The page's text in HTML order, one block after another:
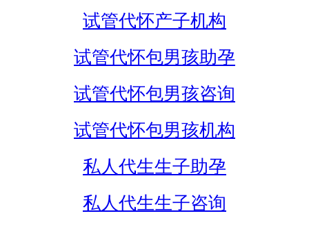
试管代怀产子机构
试管代怀包男孩助孕
试管代怀包男孩咨询
试管代怀包男孩机构
私人代生生子助孕
私人代生生子咨询